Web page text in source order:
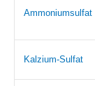
Ammoniumsulfat
Kalzium-Sulfat